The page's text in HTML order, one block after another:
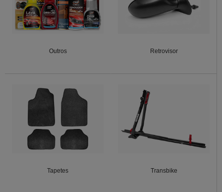
Outros Retrovisor
Tapetes Transbike